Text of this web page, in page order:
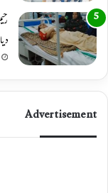
دیا
Advertisement